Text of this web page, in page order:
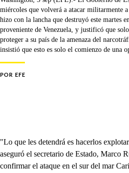
miércoles que volverá a atacar militarmente
hizo con la lancha que destruyó este martes
proveniente de Venezuela, y justificó que
proteger a su país de la amenaza del
insistió que esto es solo el comienzo de una
POR EFE
"Lo que les detendrá es hacerlos
aseguró el secretario de Estado, Marco
confirmar el ataque en el sur del mar